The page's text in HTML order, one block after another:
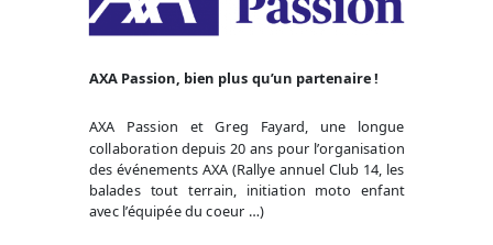
AXA Passion, bien plus qu’un partenaire !
AXA Passion et Greg Fayard, une longue
collaboration depuis 20 ans pour l’organisation
des événements AXA (Rallye annuel Club 14, les
balades tout terrain, initiation moto enfant
avec l’équipée du coeur …)